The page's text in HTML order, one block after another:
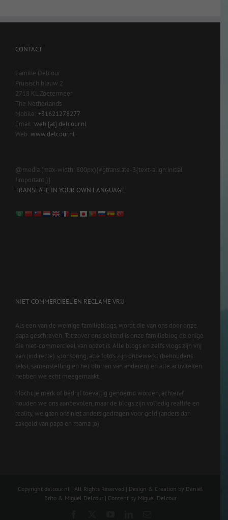
CONTACT
Familie Delcour
Pruisisch blauw 2
2718 KL Zoetermeer
The Netherlands
Mobile: +31621278277
Email: web [at] delcour.nl
Web: www.delcour.nl
@media (max-width: 800px){#gtranslate-3{text-align:initial
!important;}}
TRANSLATE IN YOUR OWN LANGUAGE
NIET-COMMERCIEEL EN RECLAME VRIJ
Als een van de weinige familieblogs, wordt die van ons door onze
papa geschreven. Tot zover ons bekend is onze familieblog de enige
die niet-commercieel van opzet is. Alle blogs en zelfs vlogs zijn vrij
van (indirecte) sponsoring, alle foto’s zijn onbewerkt (behoudens
tekst, samenstelling en het blurren van anderen) en alle activiteiten
hebben we echt meegemaakt.
Mocht je merk of bedrijf toevallig genoemd worden, achteraf
houden we ons aanbevolen, maar de blogs zijn volledig reallife en
reality, we gaan ons niet anders gedragen voor geld (anders dan
zakgeld van papa en mama ;o)
Copyright delcour.nl | All Rights Reserved | Design & Creation by Daniël
Brito & Miguel Delcour | Content by Miguel Delcour